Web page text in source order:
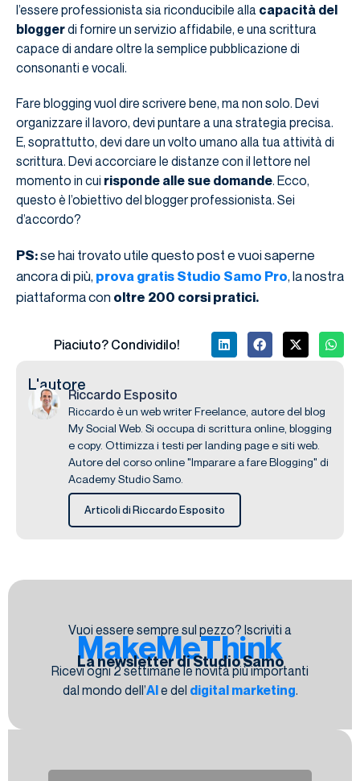
l’essere professionista sia riconducibile alla capacità del
bloggerdi fornire un servizio affidabile, e una scrittura
capace di andare oltre la semplice pubblicazione di
consonanti e vocali.
Fare blogging vuol dire scrivere bene, ma non solo. Devi
organizzare il lavoro, devi puntare a una strategia precisa.
E, soprattutto, devi dare un volto umano alla tua attività di
scrittura. Devi accorciare le distanze con il lettore nel
momento in cui risponde alle sue domande. Ecco,
questo è l’obiettivo del blogger professionista. Sei
d’accordo?
PS:se hai trovato utile questo post e vuoi saperne
ancora di più, prova gratis Studio Samo Pro, la nostra
piattaforma con oltre 200 corsi pratici.
Piaciuto? Condividilo!
L'autore
Riccardo Esposito
Riccardo è un web writer Freelance, autore del blog
My Social Web. Si occupa di scrittura online, blogging
e copy. Ottimizza i testi per landing page e siti web.
Autore del corso online "Imparare a fare Blogging" di
Academy Studio Samo.
Articoli di Riccardo Esposito
Vuoi essere sempre sul pezzo? Iscriviti a
MakeMeThink
La newsletter di Studio Samo
Ricevi ogni 2 settimane le novità più importanti
dal mondo dell’AIe del digital marketing.